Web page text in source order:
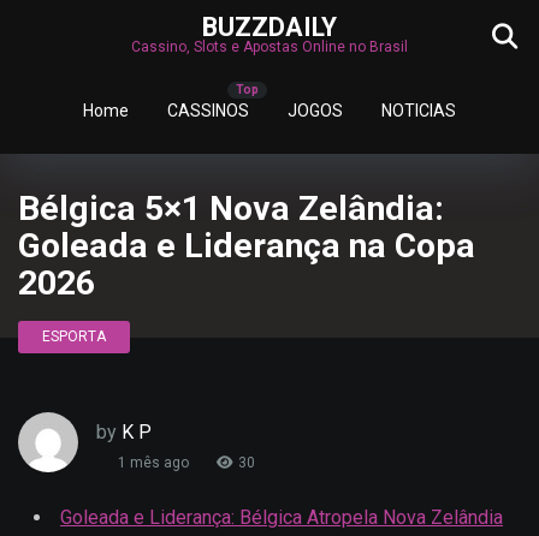
BUZZDAILY
Cassino, Slots e Apostas Online no Brasil
Home CASSINOS JOGOS NOTICIAS
Bélgica 5×1 Nova Zelândia:
Goleada e Liderança na Copa
2026
ESPORTA
by K P
1 mês ago 30
Goleada e Liderança: Bélgica Atropela Nova Zelândia